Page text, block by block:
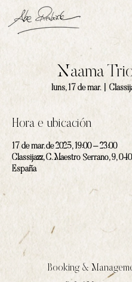
Naama
luns, 17 de mar.
  |
Hora e ubicación
17 de mar. de 2025, 19:00 – 23:00
Classijazz, C. Maestro Serrano, 9,
España
Booking &